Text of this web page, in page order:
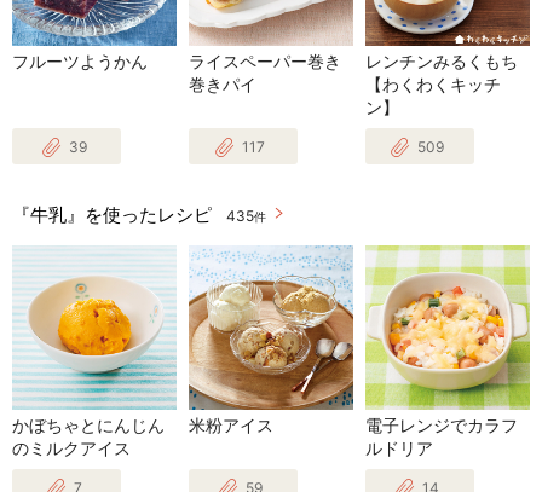
フルーツようかん
39
ライスペーパー巻き
巻きパイ
117
レンチンみるくもち
【わくわくキッチ
ン】
509
『牛乳』を使ったレシピ 435件
かぼちゃとにんじん
のミルクアイス
7
米粉アイス
59
電子レンジでカラフ
ルドリア
14